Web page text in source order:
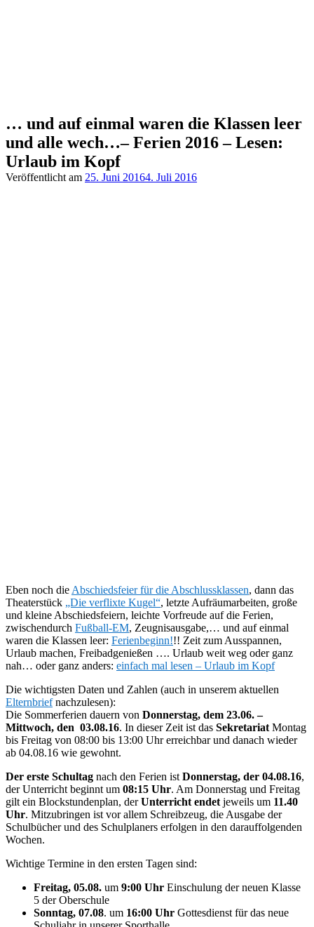
… und auf einmal waren die Klassen leer
und alle wech…– Ferien 2016 – Lesen:
Urlaub im Kopf
Veröffentlicht am 25. Juni 20164. Juli 2016
Eben noch die Abschiedsfeier für die Abschlussklassen, dann das
Theaterstück „Die verflixte Kugel“, letzte Aufräumarbeiten, große
und kleine Abschiedsfeiern, leichte Vorfreude auf die Ferien,
zwischendurch Fußball-EM, Zeugnisausgabe,… und auf einmal
waren die Klassen leer: Ferienbeginn!!! Zeit zum Ausspannen,
Urlaub machen, Freibadgenießen …. Urlaub weit weg oder ganz
nah… oder ganz anders: einfach mal lesen – Urlaub im Kopf
Die wichtigsten Daten und Zahlen (auch in unserem aktuellen
Elternbriefnachzulesen):
Die Sommerferien dauern von Donnerstag, dem 23.06. –
Mittwoch, den 03.08.16. In dieser Zeit ist das Sekretariat Montag
bis Freitag von 08:00 bis 13:00 Uhr erreichbar und danach wieder
ab 04.08.16 wie ge­wohnt.
Der erste Schultag nach den Ferien ist Donnerstag, der 04.08.16,
der Unterricht beginnt um 08:15 Uhr. Am Donnerstag und Freitag
gilt ein Blockstundenplan, derUn­terricht endet jeweils um 11.40
Uhr. Mitzubringen ist vor allem Schreibzeug, die Ausgabe der
Schulbücher und des Schulplaners erfolgen in den darauffolgenden
Wochen.
Wichtige Termine in den ersten Tagen sind:
Freitag, 05.08. um 9:00 Uhr Einschulung der neuen Klasse
5 der Oberschule
Sonntag, 07.08. um 16:00 Uhr Gottesdienst für das neue